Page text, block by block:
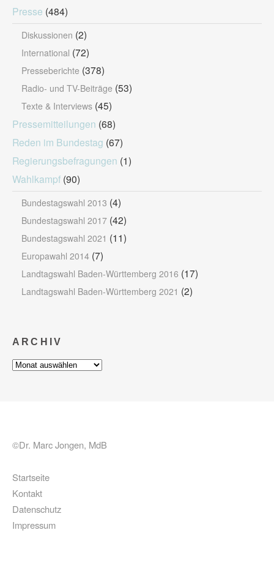
Presse (484)
Diskussionen (2)
International (72)
Presseberichte (378)
Radio- und TV-Beiträge (53)
Texte & Interviews (45)
Pressemitteilungen (68)
Reden im Bundestag (67)
Regierungsbefragungen (1)
Wahlkampf (90)
Bundestagswahl 2013 (4)
Bundestagswahl 2017 (42)
Bundestagswahl 2021 (11)
Europawahl 2014 (7)
Landtagswahl Baden-Württemberg 2016 (17)
Landtagswahl Baden-Württemberg 2021 (2)
ARCHIV
Archiv
©Dr. Marc Jongen, MdB
Startseite
Kontakt
Datenschutz
Impressum